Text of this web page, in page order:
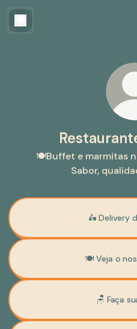
🍽️Buffet e marmitas
Sabor,
🛵 Delivery
🍽️ Veja o
🪑 Faça